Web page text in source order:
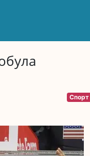
Спорт